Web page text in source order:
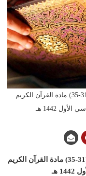
النسخ من عين لبوابة المستقبل المعارج: (31-35) مادة القرآن الكريم
1442 هـ
النسخ من عين لبوابة المستقبل المعارج: (31-35) مادة القرآن الكريم
هـ